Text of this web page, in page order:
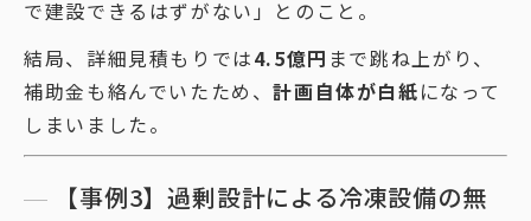
で建設できるはずがない」とのこと。
結局、詳細見積もりでは4.5億円 まで跳ね上がり、
補助金も絡んでいたため、計画自体が白紙になって
しまいました。
【事例3】過剰設計による冷凍設備の無